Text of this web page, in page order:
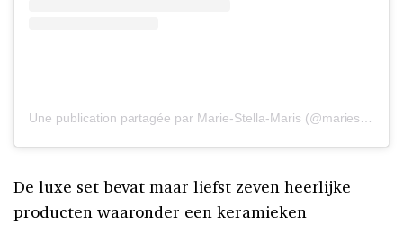
Une publication partagée par Marie-Stella-Maris (@mariestellamaris_official)
De luxe set bevat maar liefst zeven heerlijke
producten waaronder een keramieken